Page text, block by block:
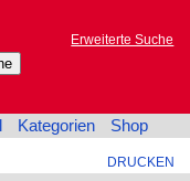
Erweiterte Suche
Kategorien Shop
DRUCKEN